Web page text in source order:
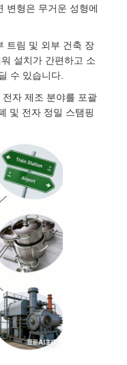
변형은 무거운 성형에
트림 및 외부 건축 장
설치가 간편하고 소
수 있습니다.
자 제조 분야를 포괄
및 전자 정밀 스탬핑